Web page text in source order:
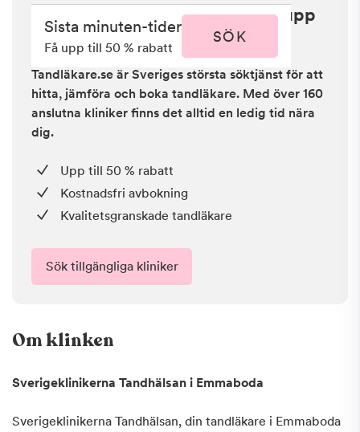
Sista minuten i Emmaboda - få upp
till 50 % rabatt
Tandläkare.se är Sveriges största söktjänst för att
hitta, jämföra och boka tandläkare. Med över 160
anslutna kliniker finns det alltid en ledig tid nära
dig.
Upp till 50 % rabatt
Kostnadsfri avbokning
Kvalitetsgranskade tandläkare
Sök tillgängliga kliniker
Sista minuten-tider
Få upp till 50 % rabatt
SÖK
Om klinken
Sverigeklinikerna Tandhälsan i Emmaboda
Sverigeklinikerna Tandhälsan, din tandläkare i Emmaboda